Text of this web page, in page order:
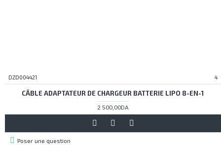
DZD004421 4
CÂBLE ADAPTATEUR DE CHARGEUR BATTERIE LIPO 8-EN-1
2 500,00DA
Poser une question